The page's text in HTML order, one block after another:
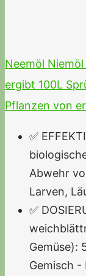
Neemöl
ergibt 100L
Pflanzen von
✅
Abwehr
Larven,
✅
Gemüse):
Gemisch